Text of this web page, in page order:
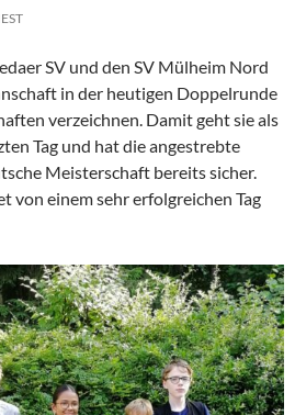
SV und den SV Mülheim Nord
in der heutigen Doppelrunde
verzeichnen. Damit geht sie als
Tag und hat die angestrebte
Meisterschaft bereits sicher.
von einem sehr erfolgreichen Tag